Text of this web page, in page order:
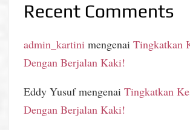
Recent Comments
admin_kartini mengenaiTingkatkan
Dengan Berjalan Kaki!
Eddy YusufmengenaiTingkatkan
Dengan Berjalan Kaki!